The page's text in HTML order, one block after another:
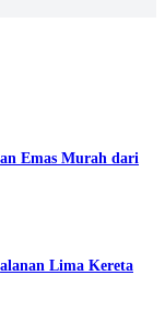
Emas Murah dari
Lima Kereta